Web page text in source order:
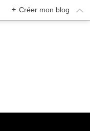
+ Créer mon blog